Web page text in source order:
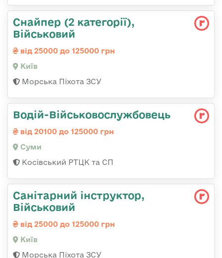
Снайпер (2 категорії),
Військовий
від 25000 до 125000 грн
Київ
Морська Піхота ЗСУ
Водій-Військовослужбовець
від 20100 до 125000 грн
Суми
Косівський РТЦК та СП
Санітарний інструктор,
Військовий
від 25000 до 125000 грн
Київ
Морська Піхота ЗСУ